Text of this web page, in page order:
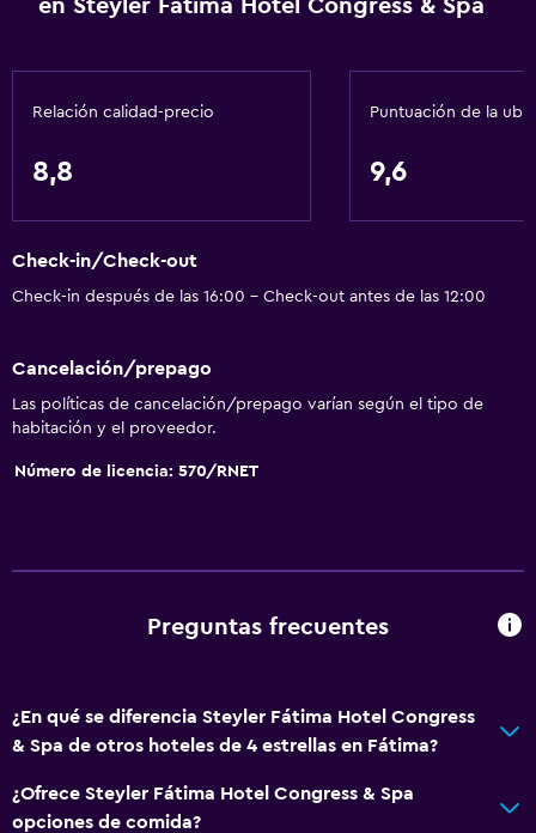
en Steyler Fátima Hotel Congress & Spa
Relación calidad-precio
8,8
Puntuación de la
9,6
Check-in/Check-out
Check-in después de las 16:00 - Check-out antes de las 12:00
Cancelación/prepago
Las políticas de cancelación/prepago varían según el tipo de
habitación y el proveedor.
Número de licencia: 570/RNET
Preguntas frecuentes
¿En qué se diferencia Steyler Fátima Hotel Congress
& Spa de otros hoteles de 4 estrellas en Fátima?
¿Ofrece Steyler Fátima Hotel Congress & Spa
opciones de comida?